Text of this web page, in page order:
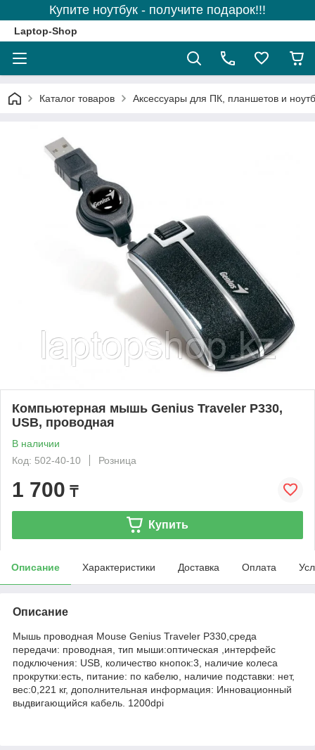
Купите ноутбук - получите подарок!!!
Laptop-Shop
Каталог товаров Аксессуары для ПК, планшетов и
Компьютерная мышь Genius Traveler P330,
USB, проводная
В наличии
Код: 502-40-10
Розница
1 700 ₸
Купить
Описание Характеристики Доставка Оплата
Описание
Мышь проводная Mouse Genius Traveler P330,среда
передачи: проводная, тип мыши:оптическая ,интерфейс
подключения: USB, количество кнопок:3, наличие колеса
прокрутки:есть, питание: по кабелю, наличие подставки: нет,
вес:0,221 кг, дополнительная информация: Инновационный
выдвигающийся кабель. 1200dpi